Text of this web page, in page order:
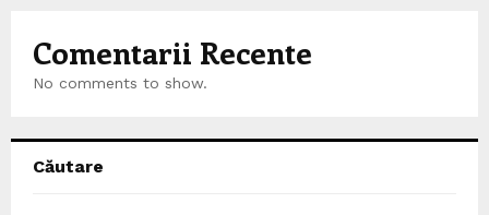
Comentarii Recente
No comments to show.
Căutare